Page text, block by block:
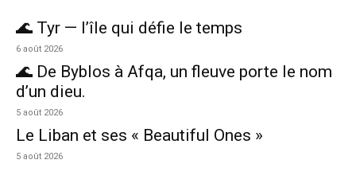
🌊 Tyr — l’île qui défie le temps
6 août 2026
🌊 De Byblos à Afqa, un fleuve porte le nom
d’un dieu.
5 août 2026
Le Liban et ses « Beautiful Ones »
5 août 2026